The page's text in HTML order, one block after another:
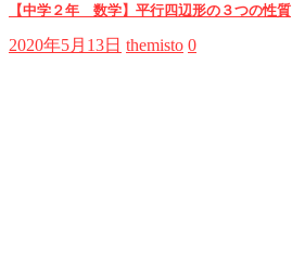
【中学２年 数学】平行四辺形の３つの性質
2020年5月13日 themisto 0